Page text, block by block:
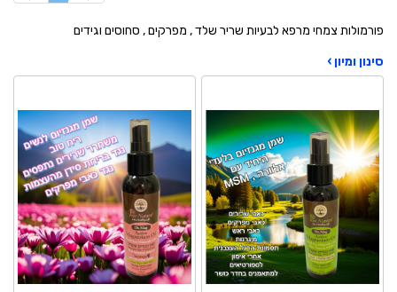
פורמולות צמחי מרפא לבעיות שריר שלד , מפרקים , סחוסים וגידים
סינון ומיון ›